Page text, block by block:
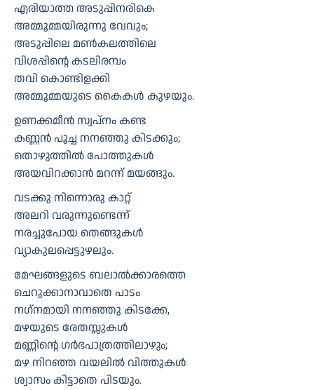
എരിയാത്ത അടുപ്പിനരികെ
അമ്മൂമ്മയിരുന്നു വേവും;
അടുപ്പിലെ മണ്‍കലത്തിലെ
വിശപ്പിന്റെ കടലിരമ്പം
തവി കൊണ്ടിളക്കി
അമ്മൂമ്മയുടെ കൈകള്‍ കുഴയും.
ഉണക്കമീന്‍ സ്വപ്നം കണ്ട
കണ്ണന്‍ പൂച്ച നനഞ്ഞു കിടക്കും;
തൊഴുത്തില്‍ പോത്തുകള്‍
അയവിറക്കാന്‍ മറന്ന് മയങ്ങും.
വടക്കു നിന്നൊരു കാറ്റ്
അലറി വരുന്നുണ്ടെന്ന്
നരച്ചുപോയ തെങ്ങുകള്‍
വ്യാകുലപ്പെട്ടുഴലും.
മേഘങ്ങളുടെ ബലാല്‍ക്കാരത്തെ
ചെറുക്കാനാവാതെ പാടം
നഗ്‌നമായി നനഞ്ഞു കിടക്കേ,
മഴയുടെ രേതസ്സുകള്‍
മണ്ണിന്റെ ഗര്‍ഭപാത്രത്തിലാഴും;
മഴ നിറഞ്ഞ വയലില്‍ വിത്തുകള്‍
ശ്വാസം കിട്ടാതെ പിടയും.